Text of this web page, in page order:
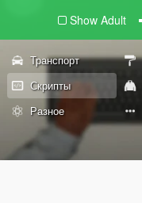
Show Adult
Транспорт
Скрипты
Разное